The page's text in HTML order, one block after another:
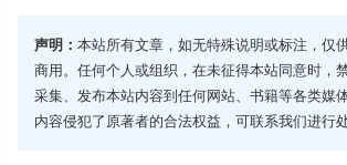
声明： 本站所有文章，如无特殊说明或标注，仅
商用。任何个人或组织，在未征得本站同意时，
采集、发布本站内容到任何网站、书籍等各类媒
内容侵犯了原著者的合法权益，可联系我们进行处